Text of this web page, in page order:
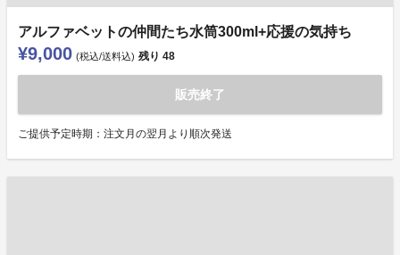
アルファベットの仲間たち水筒300ml+応援の気持ち
¥9,000 (税込/送料込) 残り 48
販売終了
ご提供予定時期：注文月の翌月より順次発送